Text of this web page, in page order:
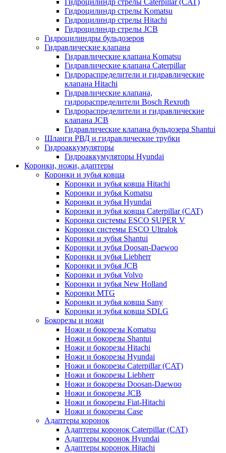
Гидроцилиндр стрелы Komatsu
Гидроцилиндр стрелы Hitachi
Гидроцилиндр стрелы JCB
Гидроцилиндры бульдозеров
Гидравлические клапана
Гидравлические клапана Komatsu
Гидравлические клапана Caterpillar
Гидрораспределители и гидравлические
клапана Hitachi
Гидравлические клапана,
гидрораспределители Bosch Rexroth
Гидрораспределители и гидравлические
клапана JCB
Гидравлические клапана бульдозера Shantui
Шланги РВД и гидравлические трубки
Гидроаккумуляторы
Гидроаккумуляторы Hyundai
Коронки, ножи, адаптеры
Коронки и зубья ковша
Коронки и зубья ковша Hitachi
Коронки и зубья Komatsu
Коронки и зубья Hyundai
Коронки и зубья ковша Caterpillar (CAT)
Коронки системы ESCO SUPER V
Коронки системы ESCO Ultralok
Коронки и зубья Shantui
Коронки и зубья Doosan-Daewoo
Коронки и зубья Liebherr
Коронки и зубья JCB
Коронки и зубья Volvo
Коронки и зубья New Holland
Коронки MTG
Коронки и зубья ковша Sany
Коронки и зубья ковша SDLG
Бокорезы и ножи
Ножи и бокорезы Komatsu
Ножи и бокорезы Shantui
Ножи и бокорезы Hitachi
Ножи и бокорезы Hyundai
Ножи и бокорезы Caterpillar (CAT)
Ножи и бокорезы Liebherr
Ножи и бокорезы Doosan-Daewoo
Ножи и бокорезы JCB
Ножи и бокорезы Fiat-Hitachi
Ножи и бокорезы Case
Адаптеры коронок
Адаптеры коронок Caterpillar (CAT)
Адаптеры коронок Hyundai
Адаптеры коронок Hitachi